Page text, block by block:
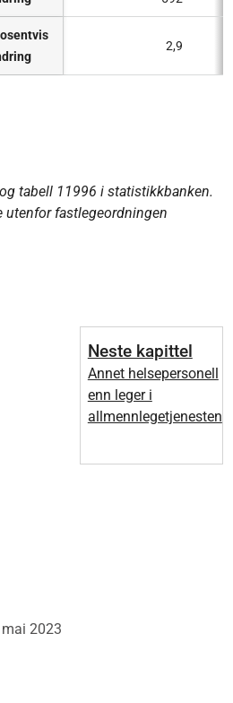
2,9
tabell 11996 i statistikkbanken.
fastlegeordningen
Neste kapittel
Annet helsepersonell
enn leger i
allmennlegetjenesten
2023